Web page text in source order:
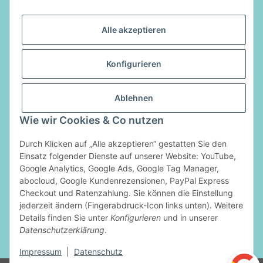
Alle akzeptieren
Konfigurieren
Ablehnen
Wie wir Cookies & Co nutzen
Durch Klicken auf „Alle akzeptieren“ gestatten Sie den
Einsatz folgender Dienste auf unserer Website: YouTube,
Google Analytics, Google Ads, Google Tag Manager,
abocloud, Google Kundenrezensionen, PayPal Express
Checkout und Ratenzahlung. Sie können die Einstellung
jederzeit ändern (Fingerabdruck-Icon links unten). Weitere
Details finden Sie unter Konfigurieren und in unserer
Datenschutzerklärung.
Impressum Datenschutz
Informationen
Gesetzliche Informationen
Zahlungsarten